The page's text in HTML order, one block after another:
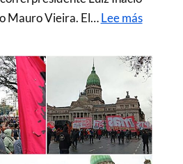
Mauro Vieira. El…Lee más